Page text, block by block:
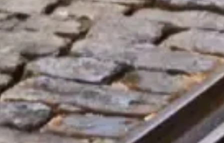
Links rápidos
Escolha seus ingressos
Horário de visita
O que ver
FAQs
Jurídico
Informações legais
Sobre
Política de Privacidade
Política de Cookies
Mapa do site